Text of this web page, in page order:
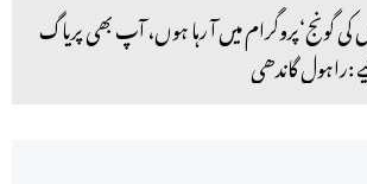
کی گونج‘پروگرام میں آ رہا ہوں، آپ بھی پریاگ
:راہول گاندھی